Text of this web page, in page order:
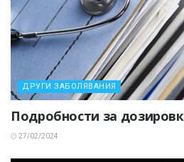
ДРУГИ ЗАБОЛЯВАНИЯ
Подробности за
27/02/2024